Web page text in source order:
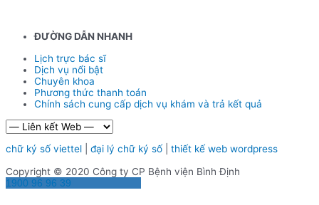
ĐƯỜNG DẪN NHANH
Lịch trực bác sĩ
Dịch vụ nổi bật
Chuyên khoa
Phương thức thanh toán
Chính sách cung cấp dịch vụ khám và trả kết quả
chữ ký số viettel đại lý chữ ký số
thiết kế web wordpress
Copyright © 2020 Công ty CP Bệnh viện Bình Định
1900 96 96 39